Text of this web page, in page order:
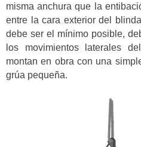
misma anchura que la
entre la cara exterior del
debe ser el mínimo posible,
los movimientos laterales
montan en obra con una
grúa pequeña.